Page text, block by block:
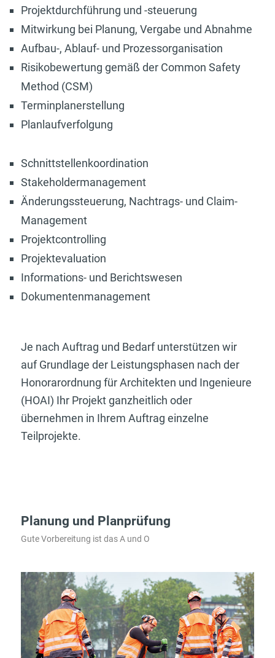
Projektdurchführung und -steuerung
Mitwirkung bei Planung, Vergabe und Abnahme
Aufbau-, Ablauf- und Prozessorganisation
Risikobewertung gemäß der Common Safety
Method (CSM)
Terminplanerstellung
Planlaufverfolgung
Schnittstellenkoordination
Stakeholdermanagement
Änderungssteuerung, Nachtrags- und Claim-
Management
Projektcontrolling
Projektevaluation
Informations- und Berichtswesen
Dokumentenmanagement
Je nach Auftrag und Bedarf unterstützen wir
auf Grundlage der Leistungsphasen nach der
Honorarordnung für Architekten und Ingenieure
(HOAI) Ihr Projekt ganzheitlich oder
übernehmen in Ihrem Auftrag einzelne
Teilprojekte.
Planung und Planprüfung
Gute Vorbereitung ist das A und O